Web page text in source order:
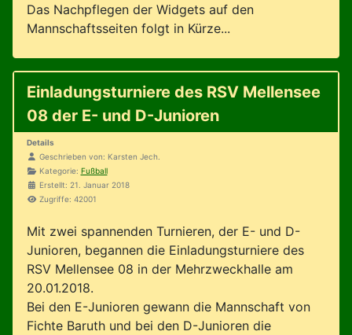
Das Nachpflegen der Widgets auf den
Mannschaftsseiten folgt in Kürze...
Einladungsturniere des RSV Mellensee
08 der E- und D-Junioren
Details
Geschrieben von: Karsten Jech.
Kategorie: Fußball
Erstellt: 21. Januar 2018
Zugriffe: 42001
Mit zwei spannenden Turnieren, der E- und D-
Junioren, begannen die Einladungsturniere des
RSV Mellensee 08 in der Mehrzweckhalle am
20.01.2018.
Bei den E-Junioren gewann die Mannschaft von
Fichte Baruth und bei den D-Junioren die